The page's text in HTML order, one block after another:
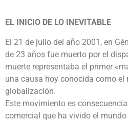
EL INICIO DE LO INEVITABLE
El 21 de julio del año 2001, en
de 23 años fue muerto por el
muerte representaba el primer
una causa hoy conocida como
globalización.
Este movimiento es
comercial que ha vivido el